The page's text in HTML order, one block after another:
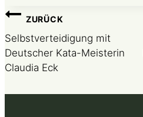
Beitragsnavigation
ZURÜCK
Selbstverteidigung mit
Deutscher Kata-Meisterin
Claudia Eck